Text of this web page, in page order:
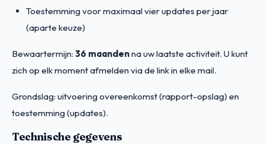
Toestemming voor maximaal vier updates per jaar
(aparte keuze)
Bewaartermijn: 36 maandenna uw laatste activiteit. U kunt
zich op elk moment afmelden via de link in elke mail.
Grondslag: uitvoering overeenkomst (rapport-opslag) en
toestemming (updates).
Technische gegevens